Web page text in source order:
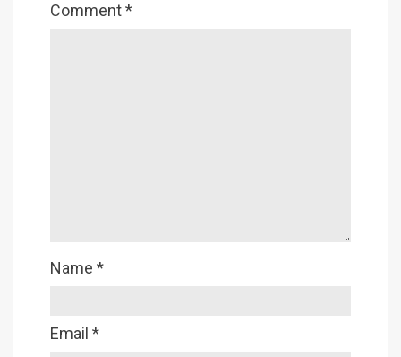
Comment*
Name *
Email *